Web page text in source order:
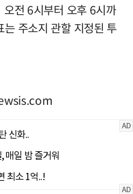
전 6시부터 오후 6시까
주소지 관할 지정된 투